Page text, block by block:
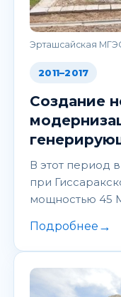
Эрташсайская
2011–2017
Создание
В этот период
при
мощностью 45
Подробнее →